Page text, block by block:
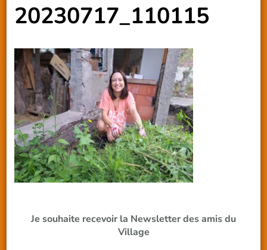
20230717_110115
Je souhaite recevoir la Newsletter des amis du
Village